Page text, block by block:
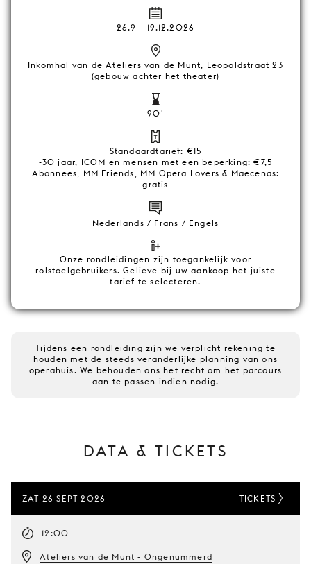
26.9 – 19.12.2026
Inkomhal van de Ateliers van de Munt, Leopoldstraat 23
(gebouw achter het theater)
90'
Standaardtarief: €15
-30 jaar, ICOM en mensen met een beperking: €7,5
Abonnees, MM Friends, MM Opera Lovers & Maecenas:
gratis
Nederlands / Frans / Engels
Onze rondleidingen zijn toegankelijk voor
rolstoelgebruikers. Gelieve bij uw aankoop het juiste
tarief te selecteren.
Tijdens een rondleiding zijn we verplicht rekening te
houden met de steeds veranderlijke planning van ons
operahuis. We behouden ons het recht om het parcours
aan te passen indien nodig.
DATA & TICKETS
ZAT 26 SEPT 2026
12:00
Ateliers van de Munt - Ongenummerd
TICKETS